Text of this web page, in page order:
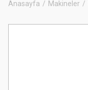
Anasayfa Makineler